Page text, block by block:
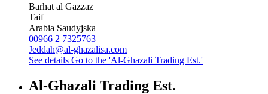
Barhat al Gazzaz
Taif
Arabia Saudyjska
00966 2 7325763
Jeddah@al-ghazalisa.com
See details Go to the 'Al-Ghazali Trading Est.'
Al-Ghazali Trading Est.